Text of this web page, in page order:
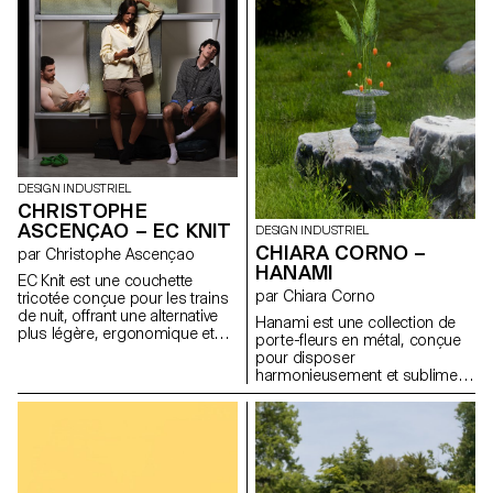
renverse l’ordre des priorités :
ici, les finitions visibles
deviennent structure et
l’habillage devient un rituel.
Inspiré par les gestes intimes
du boudoir, Doll Chair prolonge
une réflexion sur l’objet en état
de transformation, entre
maquette et meuble.
l’atmosphère de la pièce.
Pensée pour les espaces où
les frontières entre travail, repas
et détente s’estompent, Velum
permet à l’utilisateur d’adapter
la lumière à ses besoins et à
ses moments, en
accompagnant les rythmes
fluctuants de la vie quotidienne.
DESIGN INDUSTRIEL
CHRISTOPHE
ASCENÇAO – EC KNIT
par Christophe Ascençao
EC Knit est une couchette
tricotée conçue pour les trains
de nuit, offrant une alternative
plus légère, ergonomique et
l’atelier professionnel du
DESIGN INDUSTRIEL
CHIARA CORNO –
HANAMI
par Chiara Corno
Hanami est une collection de
porte-fleurs en métal, conçue
pour disposer
harmonieusement et sublimer
les fleurs fraîches avec
élégance. Fabriqués en tiges
d’acier traité, ces structures
épurées permettent de
disposer un bouquet entier
dans un vase, puis de le